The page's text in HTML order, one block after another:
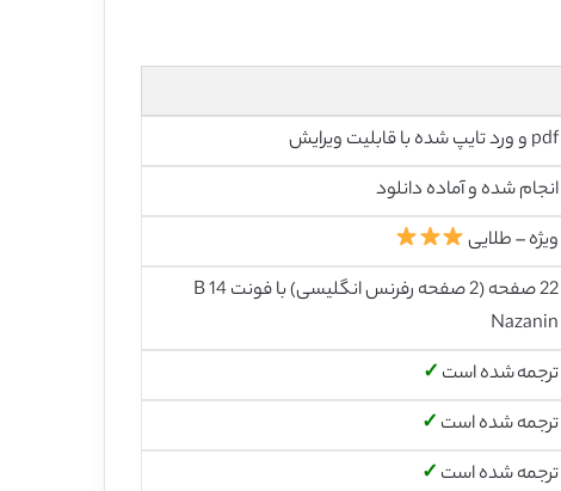
pdf و ورد تایپ شده با قابلیت ویرایش
انجام شده و آماده دانلود
ویژه – طلایی
22 صفحه (2 صفحه رفرنس انگلیسی) با فونت 14 B
Nazanin
ترجمه شده است ✓
ترجمه شده است ✓
ترجمه شده است ✓